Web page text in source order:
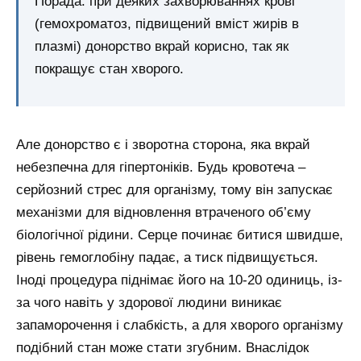
(гемохроматоз, підвищений вміст жирів в
плазмі) донорство вкрай корисно, так як
покращує стан хворого.
Але донорство є і зворотна сторона, яка вкрай
небезпечна для гіпертоніків. Будь кровотеча –
серйозний стрес для організму, тому він запускає
механізми для відновлення втраченого об’єму
біологічної рідини. Серце починає битися швидше,
рівень гемоглобіну падає, а тиск підвищується.
Іноді процедура піднімає його на 10-20 одиниць, із-
за чого навіть у здорової людини виникає
запаморочення і слабкість, а для хворого організму
подібний стан може стати згубним. Внаслідок